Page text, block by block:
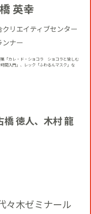
英幸
クリエイティブセンター
ンナー
「カレ・ド・ショコラ ショコラと愉しむ
間入門」、レック「ふわるんマスク」な
橋 徳人、木村 龍
々木ゼミナール